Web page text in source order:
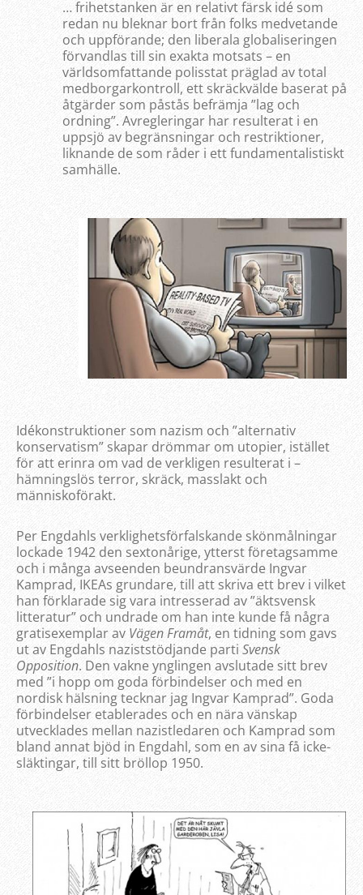
… frihetstanken är en relativt färsk idé som
redan nu bleknar bort från folks medvetande
och uppförande; den liberala globaliseringen
förvandlas till sin exakta motsats – en
världsomfattande polisstat präglad av total
medborgarkontroll, ett skräckvälde baserat på
åtgärder som påstås befrämja ”lag och
ordning”. Avregleringar har resulterat i en
uppsjö av begränsningar och restriktioner,
liknande de som råder i ett fundamentalistiskt
samhälle.
Idékonstruktioner som nazism och ”alternativ
konservatism” skapar drömmar om utopier, istället
för att erinra om vad de verkligen resulterat i –
hämningslös terror, skräck, masslakt och
människoförakt.
Per Engdahls verklighetsförfalskande skönmålningar
lockade 1942 den sextonårige, ytterst företagsamme
och i många avseenden beundransvärde Ingvar
Kamprad, IKEAs grundare, till att skriva ett brev i vilket
han förklarade sig vara intresserad av ”äktsvensk
litteratur” och undrade om han inte kunde få några
gratisexemplar av Vägen Framåt, en tidning som gavs
ut av Engdahls naziststödjande parti Svensk
Opposition. Den vakne ynglingen avslutade sitt brev
med ”i hopp om goda förbindelser och med en
nordisk hälsning tecknar jag Ingvar Kamprad”. Goda
förbindelser etablerades och en nära vänskap
utvecklades mellan nazistledaren och Kamprad som
bland annat bjöd in Engdahl, som en av sina få icke-
släktingar, till sitt bröllop 1950.